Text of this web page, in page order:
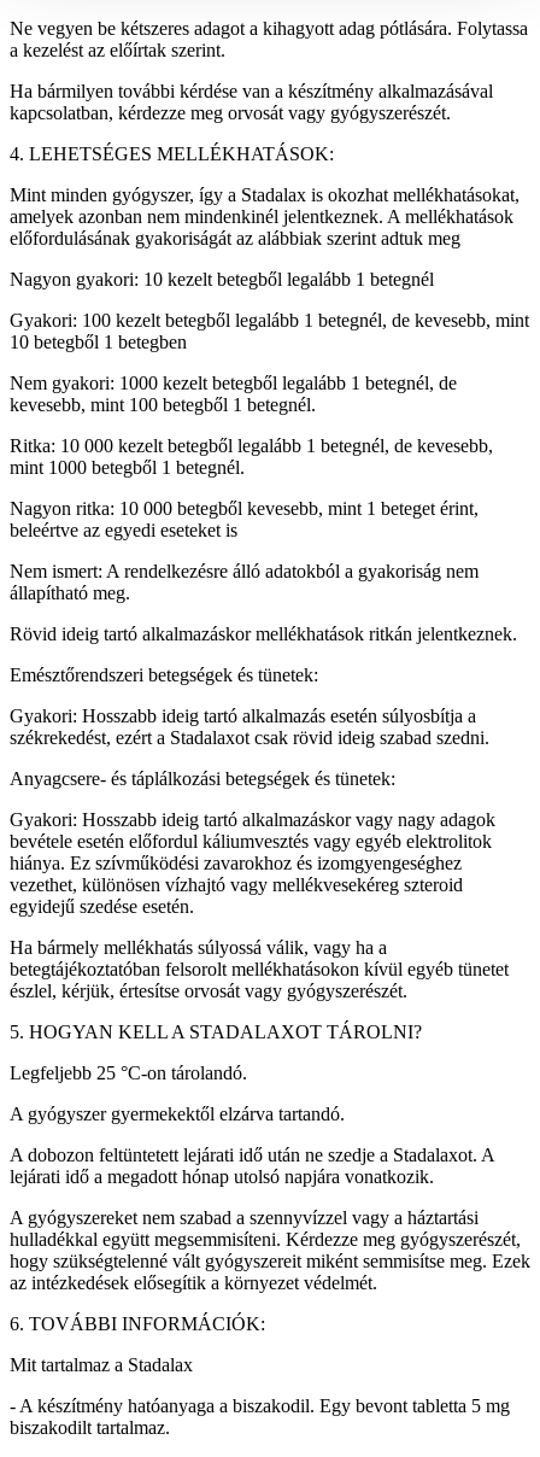
Ne vegyen be kétszeres adagot a kihagyott adag pótlására. Folytassa
a kezelést az előírtak szerint.
Ha bármilyen további kérdése van a készítmény alkalmazásával
kapcsolatban, kérdezze meg orvosát vagy gyógyszerészét.
4. LEHETSÉGES MELLÉKHATÁSOK:
Mint minden gyógyszer, így a Stadalax is okozhat mellékhatásokat,
amelyek azonban nem mindenkinél jelentkeznek. A mellékhatások
előfordulásának gyakoriságát az alábbiak szerint adtuk meg
Nagyon gyakori: 10 kezelt betegből legalább 1 betegnél
Gyakori: 100 kezelt betegből legalább 1 betegnél, de kevesebb, mint
10 betegből 1 betegben
Nem gyakori: 1000 kezelt betegből legalább 1 betegnél, de
kevesebb, mint 100 betegből 1 betegnél.
Ritka: 10 000 kezelt betegből legalább 1 betegnél, de kevesebb,
mint 1000 betegből 1 betegnél.
Nagyon ritka: 10 000 betegből kevesebb, mint 1 beteget érint,
beleértve az egyedi eseteket is
Nem ismert: A rendelkezésre álló adatokból a gyakoriság nem
állapítható meg.
Rövid ideig tartó alkalmazáskor mellékhatások ritkán jelentkeznek.
Emésztőrendszeri betegségek és tünetek:
Gyakori: Hosszabb ideig tartó alkalmazás esetén súlyosbítja a
székrekedést, ezért a Stadalaxot csak rövid ideig szabad szedni.
Anyagcsere- és táplálkozási betegségek és tünetek:
Gyakori: Hosszabb ideig tartó alkalmazáskor vagy nagy adagok
bevétele esetén előfordul káliumvesztés vagy egyéb elektrolitok
hiánya. Ez szívműködési zavarokhoz és izomgyengeséghez
vezethet, különösen vízhajtó vagy mellékvesekéreg szteroid
egyidejű szedése esetén.
Ha bármely mellékhatás súlyossá válik, vagy ha a
betegtájékoztatóban felsorolt mellékhatásokon kívül egyéb tünetet
észlel, kérjük, értesítse orvosát vagy gyógyszerészét.
5. HOGYAN KELL A STADALAXOT TÁROLNI?
Legfeljebb 25 °C-on tárolandó.
A gyógyszer gyermekektől elzárva tartandó.
A dobozon feltüntetett lejárati idő után ne szedje a Stadalaxot. A
lejárati idő a megadott hónap utolsó napjára vonatkozik.
A gyógyszereket nem szabad a szennyvízzel vagy a háztartási
hulladékkal együtt megsemmisíteni. Kérdezze meg gyógyszerészét,
hogy szükségtelenné vált gyógyszereit miként semmisítse meg. Ezek
az intézkedések elősegítik a környezet védelmét.
6. TOVÁBBI INFORMÁCIÓK:
Mit tartalmaz a Stadalax
- A készítmény hatóanyaga a biszakodil. Egy bevont tabletta 5 mg
biszakodilt tartalmaz.